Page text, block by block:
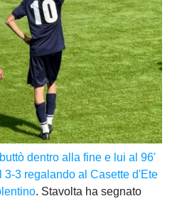
dentro alla fine e lui al 96'
3-3 regalando al Casette d'Ete
. Stavolta ha segnato